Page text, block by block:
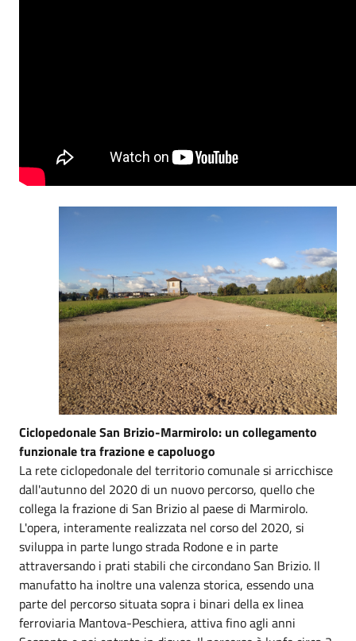
Ciclopedonale San Brizio-Marmirolo: un collegamento
funzionale tra frazione e capoluogo
La rete ciclopedonale del territorio comunale si arricchisce
dall'autunno del 2020 di un nuovo percorso, quello che
collega la frazione di San Brizio al paese di Marmirolo.
L'opera, interamente realizzata nel corso del 2020, si
sviluppa in parte lungo strada Rodone e in parte
attraversando i prati stabili che circondano San Brizio. Il
manufatto ha inoltre una valenza storica, essendo una
parte del percorso situata sopra i binari della ex linea
ferroviaria Mantova-Peschiera, attiva fino agli anni